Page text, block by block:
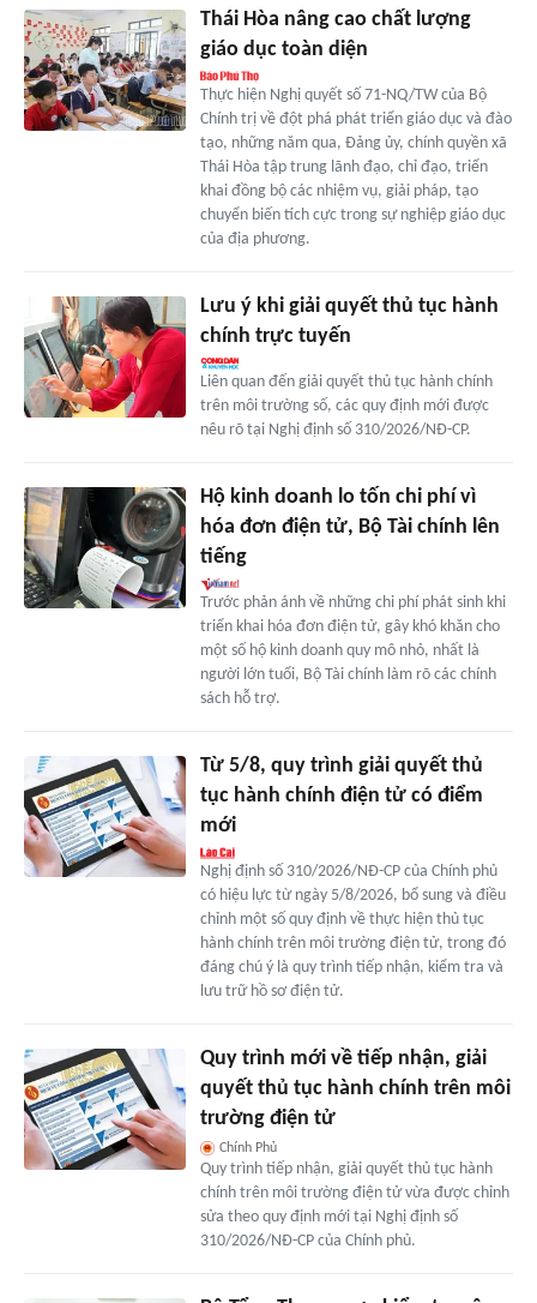
Thái Hòa nâng cao chất lượng
giáo dục toàn diện
Thực hiện Nghị quyết số 71-NQ/TW của Bộ
Chính trị về đột phá phát triển giáo dục và đào
tạo, những năm qua, Đảng ủy, chính quyền xã
Thái Hòa tập trung lãnh đạo, chỉ đạo, triển
khai đồng bộ các nhiệm vụ, giải pháp, tạo
chuyển biến tích cực trong sự nghiệp giáo dục
của địa phương.
Lưu ý khi giải quyết thủ tục hành
chính trực tuyến
Liên quan đến giải quyết thủ tục hành chính
trên môi trường số, các quy định mới được
nêu rõ tại Nghị định số 310/2026/NĐ-CP.
Hộ kinh doanh lo tốn chi phí vì
hóa đơn điện tử, Bộ Tài chính lên
tiếng
Trước phản ánh về những chi phí phát sinh khi
triển khai hóa đơn điện tử, gây khó khăn cho
một số hộ kinh doanh quy mô nhỏ, nhất là
người lớn tuổi, Bộ Tài chính làm rõ các chính
sách hỗ trợ.
Từ 5/8, quy trình giải quyết thủ
tục hành chính điện tử có điểm
mới
Nghị định số 310/2026/NĐ-CP của Chính phủ
có hiệu lực từ ngày 5/8/2026, bổ sung và điều
chỉnh một số quy định về thực hiện thủ tục
hành chính trên môi trường điện tử, trong đó
đáng chú ý là quy trình tiếp nhận, kiểm tra và
lưu trữ hồ sơ điện tử.
Quy trình mới về tiếp nhận, giải
quyết thủ tục hành chính trên môi
trường điện tử
Chính Phủ
Quy trình tiếp nhận, giải quyết thủ tục hành
chính trên môi trường điện tử vừa được chỉnh
sửa theo quy định mới tại Nghị định số
310/2026/NĐ-CP của Chính phủ.